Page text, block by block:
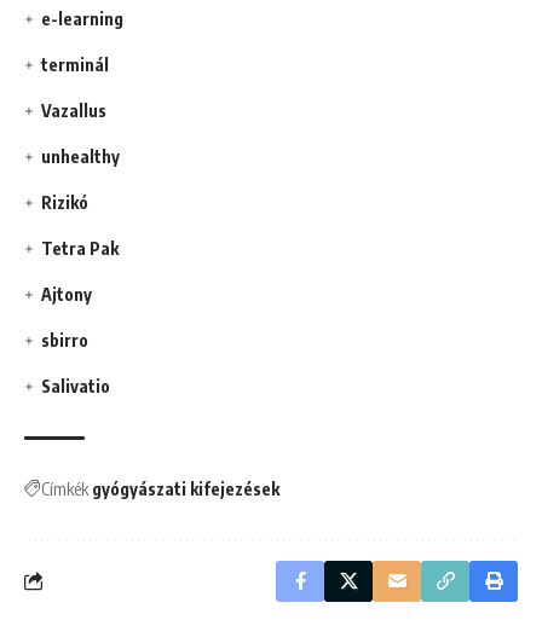
e-learning
terminál
Vazallus
unhealthy
Rizikó
Tetra Pak
Ajtony
sbirro
Salivatio
Címkék gyógyászati kifejezések